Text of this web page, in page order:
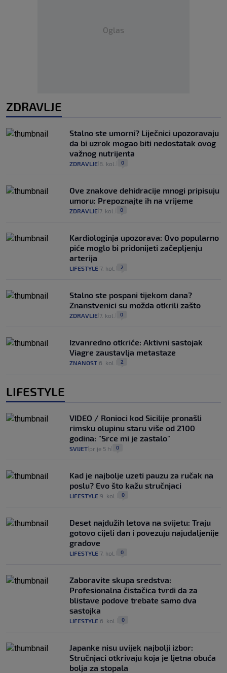
Oglas
ZDRAVLJE
Stalno ste umorni? Liječnici upozoravaju
da bi uzrok mogao biti nedostatak ovog
važnog nutrijenta
ZDRAVLJE 8. kol. 0
Ove znakove dehidracije mnogi pripisuju
umoru: Prepoznajte ih na vrijeme
ZDRAVLJE 7. kol. 0
Kardiologinja upozorava: Ovo popularno
piće moglo bi pridonijeti začepljenju
arterija
LIFESTYLE 7. kol. 2
Stalno ste pospani tijekom dana?
Znanstvenici su možda otkrili zašto
ZDRAVLJE 7. kol. 0
Izvanredno otkriće: Aktivni sastojak
Viagre zaustavlja metastaze
ZNANOST 6. kol. 2
LIFESTYLE
VIDEO / Ronioci kod Sicilije pronašli
rimsku olupinu staru više od 2100
godina: "Srce mi je zastalo"
SVIJET prije 5 h 0
Kad je najbolje uzeti pauzu za ručak na
poslu? Evo što kažu stručnjaci
LIFESTYLE 9. kol. 0
Deset najdužih letova na svijetu: Traju
gotovo cijeli dan i povezuju najudaljenije
gradove
LIFESTYLE 7. kol. 0
Zaboravite skupa sredstva:
Profesionalna čistačica tvrdi da za
blistave podove trebate samo dva
sastojka
LIFESTYLE 6. kol. 0
Japanke nisu uvijek najbolji izbor:
Stručnjaci otkrivaju koja je ljetna obuća
bolja za stopala